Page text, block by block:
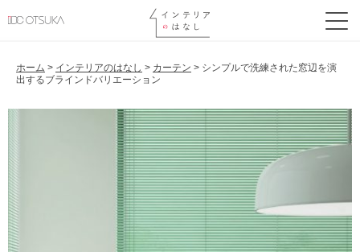
ホーム > インテリアのはなし > カーテン > シンプルで洗練された窓辺を演
出するブラインドバリエーション